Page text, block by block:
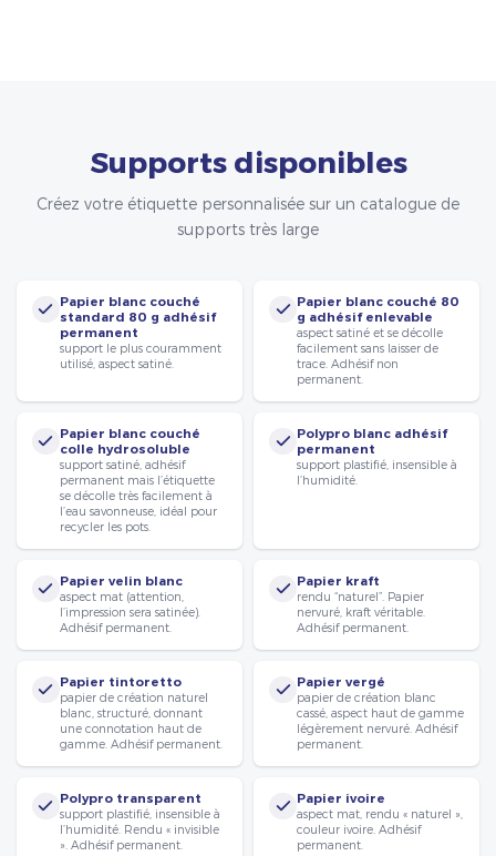
Supports disponibles
Créez votre étiquette personnalisée sur un catalogue de
supports très large
Papier blanc couché
standard 80 g adhésif
permanent
support le plus couramment
utilisé, aspect satiné.
Papier blanc couché 80
g adhésif enlevable
aspect satiné et se décolle
facilement sans laisser de
trace. Adhésif non
permanent.
Papier blanc couché
colle hydrosoluble
support satiné, adhésif
permanent mais l’étiquette
se décolle très facilement à
l’eau savonneuse, idéal pour
recycler les pots.
Polypro blanc adhésif
permanent
support plastifié, insensible à
l’humidité.
Papier velin blanc
aspect mat (attention,
l’impression sera satinée).
Adhésif permanent.
Papier kraft
rendu “naturel”. Papier
nervuré, kraft véritable.
Adhésif permanent.
Papier tintoretto
papier de création naturel
blanc, structuré, donnant
une connotation haut de
gamme. Adhésif permanent.
Papier vergé
papier de création blanc
cassé, aspect haut de gamme
légèrement nervuré. Adhésif
permanent.
Polypro transparent
support plastifié, insensible à
l’humidité. Rendu « invisible
». Adhésif permanent.
Papier ivoire
aspect mat, rendu « naturel »,
couleur ivoire. Adhésif
permanent.